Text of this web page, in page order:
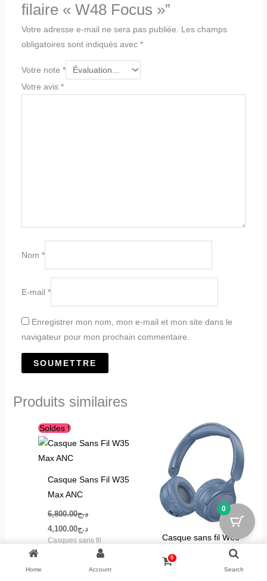
filaire « W48 Focus »”
Votre adresse e-mail ne sera pas publiée.
Les champs
obligatoires sont indiqués avec *
Votre note *
Votre avis *
Nom *
E-mail *
Enregistrer mon nom, mon e-mail et mon site dans le
navigateur pour mon prochain commentaire.
Produits similaires
Soldes !
Casque Sans Fil W35
Max ANC
د.ج6,800.00
Le
prix
initial
était :
د.ج4,100.00
actuel
Casques sans fil
sur 5
produit
être
Casque sans fil W66
HOCO
Ce
produit
plusieurs
variations.
Les
options
peuvent
Home Account
0
Search
0